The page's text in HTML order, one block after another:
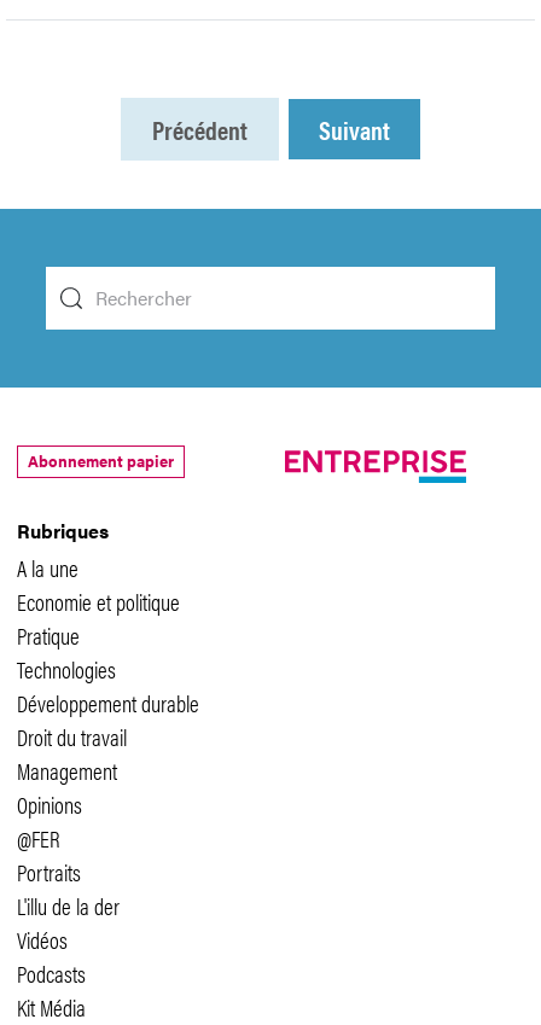
Précédent Suivant
Rubriques
A la une
Economie et politique
Pratique
Technologies
Développement durable
Droit du travail
Management
Opinions
@FER
Portraits
L'illu de la der
Vidéos
Podcasts
Kit Média
Abonnement papier